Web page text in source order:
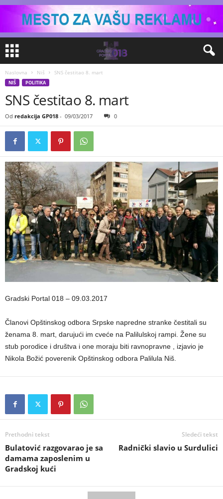
Naslovna Niš SNS čestitao 8. mart
NIŠ POLITIKA
SNS čestitao 8. mart
Od redakcija GP018 - 09/03/2017 0
Gradski Portal 018 – 09.03.2017
Članovi Opštinskog odbora Srpske napredne stranke čestitali su
ženama 8. mart, darujući im cveće na Palilulskoj rampi. Žene su
stub porodice i društva i one moraju biti ravnopravne , izjavio je
Nikola Božić poverenik Opštinskog odbora Palilula Niš.
Prethodni tekst
Bulatović razgovarao je sa
damama zaposlenim u
Gradskoj kući
Sledeći tekst
Radnički slavio u Surdulici